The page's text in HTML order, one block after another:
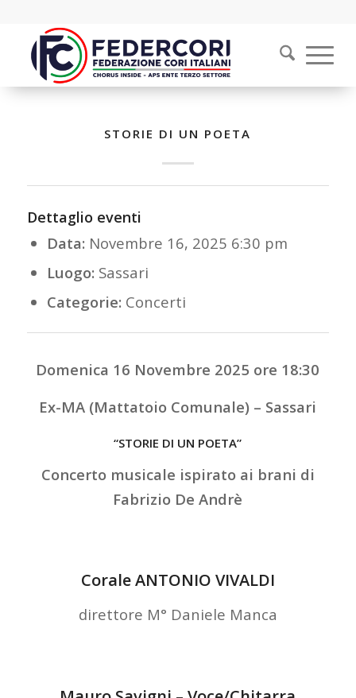
STORIE DI UN POETA
Dettaglio eventi
Data: Novembre 16, 2025 6:30 pm
Luogo: Sassari
Categorie: Concerti
Domenica 16 Novembre 2025 ore 18:30
Ex-MA (Mattatoio Comunale) – Sassari
“STORIE DI UN POETA”
Concerto musicale ispirato ai brani di
Fabrizio De Andrè
Corale ANTONIO VIVALDI
direttore M° Daniele Manca